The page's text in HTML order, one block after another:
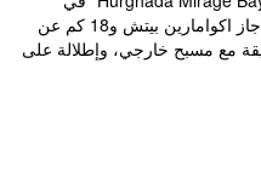
الغردقة حيث يبعد مسافة 1.2 كم عن جاز اكوامارين بيتش و18 كم عن
مع مسبح خارجي، وإطلالة على